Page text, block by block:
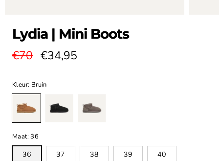
Lydia | Mini Boots
Normale
€70 Aanbiedingsprijs
€34,95
Kleur: Bruin
Maat:36
36 37 38 39 40